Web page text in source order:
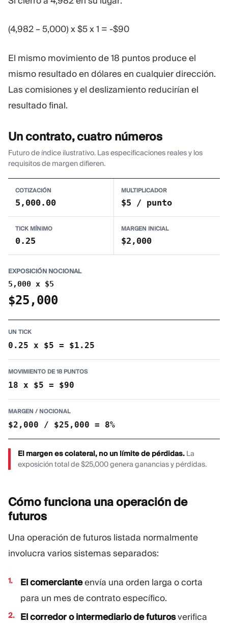
(4,982 – 5,000) x $5 x 1 = -$90
El mismo movimiento de 18 puntos produce el
mismo resultado en dólares en cualquier dirección.
Las comisiones y el deslizamiento reducirían el
resultado final.
Un contrato, cuatro números
Futuro de índice ilustrativo. Las especificaciones reales y los
requisitos de margen difieren.
COTIZACIÓN
5,000.00
MULTIPLICADOR
$5 / punto
TICK MÍNIMO
0.25
MARGEN INICIAL
$2,000
EXPOSICIÓN NOCIONAL
5,000 x $5
$25,000
UN TICK
0.25 x $5 = $1.25
MOVIMIENTO DE 18 PUNTOS
18 x $5 = $90
MARGEN / NOCIONAL
$2,000 / $25,000 = 8%
El margen es colateral, no un límite de pérdidas. La
exposición total de $25,000 genera ganancias y pérdidas.
Cómo funciona una operación de
futuros
Una operación de futuros listada normalmente
involucra varios sistemas separados:
El comercianteenvía una orden larga o corta
para un mes de contrato específico.
El corredor o intermediario de futurosverifica